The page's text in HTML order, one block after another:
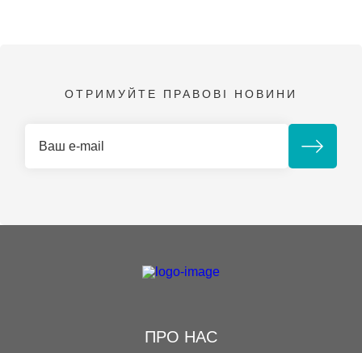
ОТРИМУЙТЕ ПРАВОВІ НОВИНИ
ПРО НАС